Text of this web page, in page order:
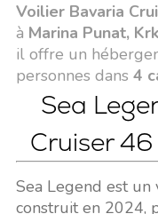
Voilier Bavaria
à Marina Punat,
il offre un
personnes dans 4
Sea
Cruiser
Sea Legend est
construit en 2024,